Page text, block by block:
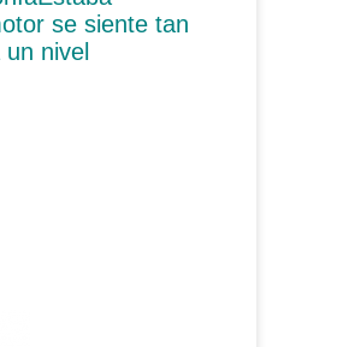
se siente tan
nivel